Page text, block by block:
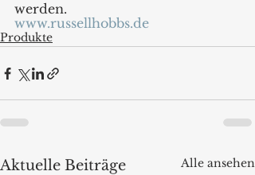
werden.
www.russellhobbs.de
Produkte
Aktuelle Beiträge Alle ansehen